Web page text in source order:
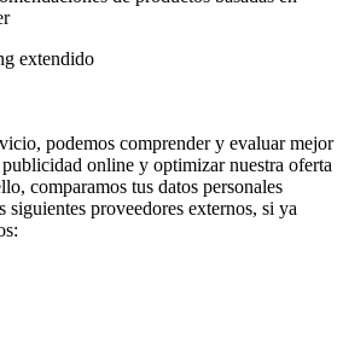
extendido
podemos comprender y evaluar mejor
online y optimizar nuestra oferta
comparamos tus datos personales
siguientes proveedores externos, si ya